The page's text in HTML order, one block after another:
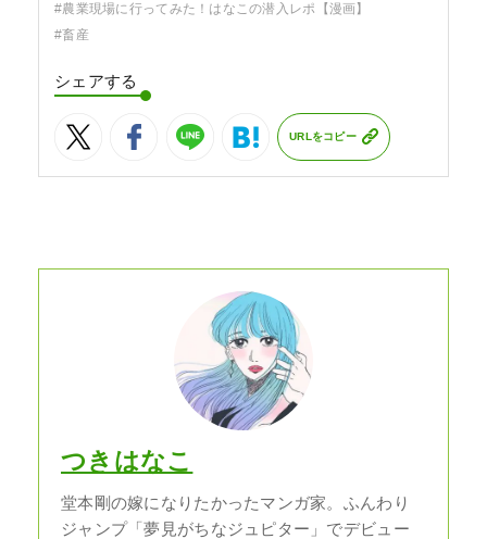
#農業現場に行ってみた！はなこの潜入レポ【漫画】
#畜産
シェアする
URLをコピー
つきはなこ
堂本剛の嫁になりたかったマンガ家。ふんわり
ジャンプ「夢見がちなジュピター」でデビュー